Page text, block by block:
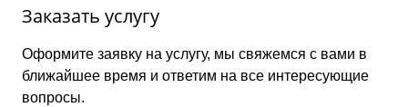
Заказать услугу
Оформите заявку на услугу, мы свяжемся с вами в
ближайшее время и ответим на все интересующие
вопросы.